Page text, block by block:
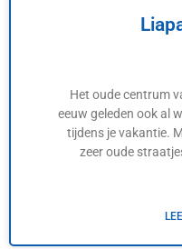
Het oude centrum
eeuw geleden ook al
tijdens je vakantie.
zeer oude